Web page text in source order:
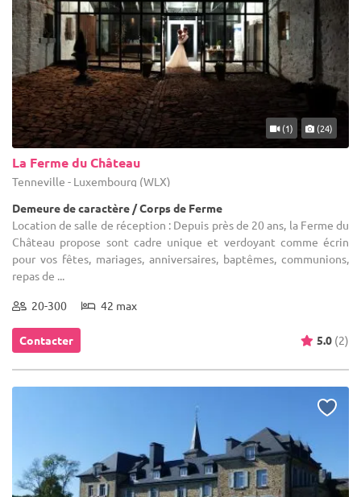
(1) (24)
La Ferme du Château
Tenneville - Luxembourg (WLX)
Demeure de caractère / Corps de Ferme
Location de salle de réception : Depuis près de 20 ans, la Ferme du
Château propose sont cadre unique et verdoyant comme écrin
pour vos fêtes, mariages, anniversaires, baptêmes, communions,
repas de ...
20-300 42 max
Contacter 5.0 (2)